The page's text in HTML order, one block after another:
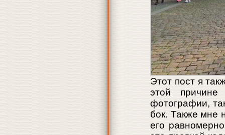
Этот пост я
этой причине
фотографии,
бок. Также мне
его